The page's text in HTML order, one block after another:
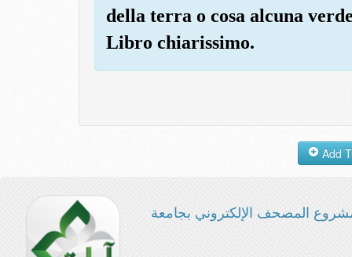
della terra o cosa alcuna
Libro chiarissimo.
المصحف الإلكتروني بجامعة